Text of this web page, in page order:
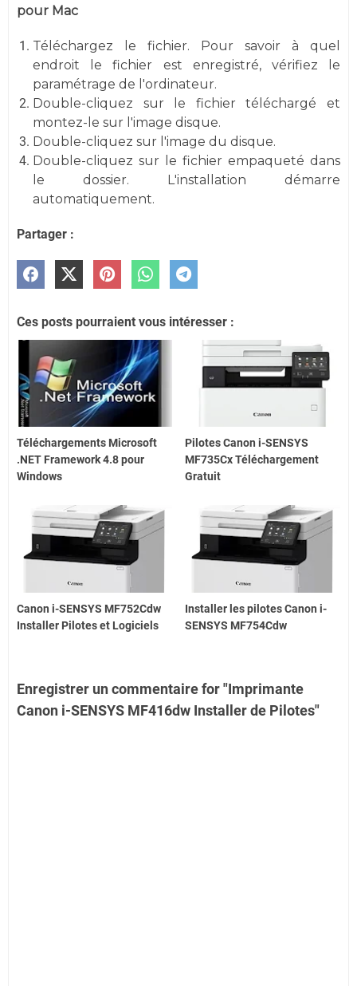
pour Mac
Téléchargez le fichier. Pour savoir à quel
endroit le fichier est enregistré, vérifiez le
paramétrage de l'ordinateur.
Double-cliquez sur le fichier téléchargé et
montez-le sur l'image disque.
Double-cliquez sur l'image du disque.
Double-cliquez sur le fichier empaqueté dans
le dossier. L'installation démarre
automatiquement.
Partager :
Ces posts pourraient vous intéresser :
Téléchargements Microsoft
.NET Framework 4.8 pour
Windows
Pilotes Canon i-SENSYS
MF735Cx Téléchargement
Gratuit
Canon i-SENSYS MF752Cdw
Installer Pilotes et Logiciels
Installer les pilotes Canon i-
SENSYS MF754Cdw
Enregistrer un commentaire for "Imprimante
Canon i-SENSYS MF416dw Installer de Pilotes"